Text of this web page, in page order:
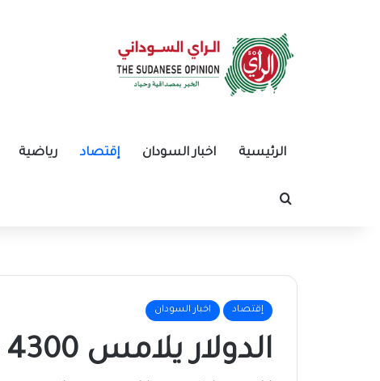
الرئيسية اخبار السودان إقتصاد رياضية
بحث عن
إقتصاد اخبار السودان